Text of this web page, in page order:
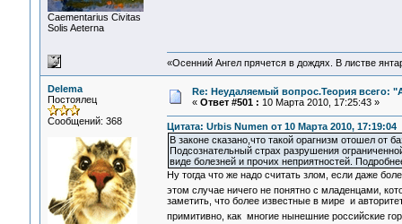
Сaementarius Civitas
Solis Aeterna
«Осенний Ангел прячется в дождях. В листве
Delema
Постоялец
Сообщений: 368
Re: Неудаляемый вопрос.Теория всего:
« Ответ #501 : 10 Марта 2010, 17:25:43 »
Цитата: Urbis Numen от 10 Марта 2010, 17:19:04
В законе сказано,что такой орагнизм отошел
Подсознательный страх разрушения
виде болезней и прочих неприятностей.
Ну тогда что же надо считать злом, если даже
этом случае ничего не понятно с младенцами,
заметить, что более известные в мире и
примитивно, как многие нынешние российские